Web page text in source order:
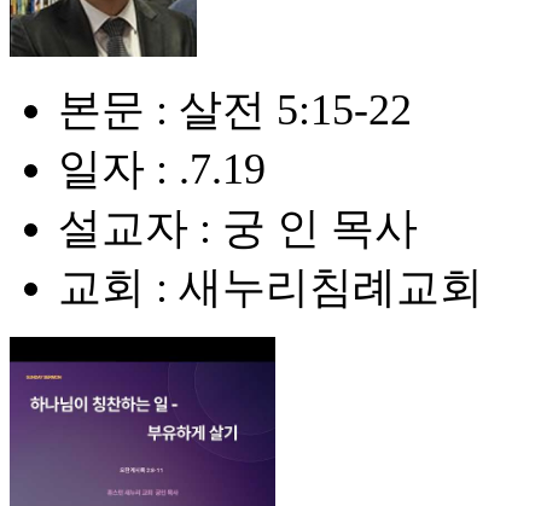
본문 : 살전 5:15-22
일자 : .7.19
설교자 : 궁 인 목사
교회 : 새누리침례교회